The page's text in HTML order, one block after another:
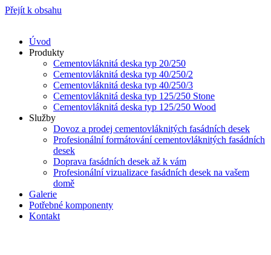
Přejít k obsahu
Úvod
Produkty
Cementovláknitá deska typ 20/250
Cementovláknitá deska typ 40/250/2
Cementovláknitá deska typ 40/250/3
Cementovláknitá deska typ 125/250 Stone
Cementovláknitá deska typ 125/250 Wood
Služby
Dovoz a prodej cementovláknitých fasádních desek
Profesionální formátování cementovláknitých fasádních
desek
Doprava fasádních desek až k vám
Profesionální vizualizace fasádních desek na vašem
domě
Galerie
Potřebné komponenty
Kontakt